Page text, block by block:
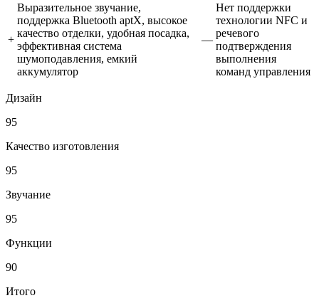
+
Выразительное звучание,
поддержка Bluetooth aptX, высокое
качество отделки, удобная посадка,
эффективная система
шумоподавления, емкий
аккумулятор
—
Нет поддержки
технологии NFC и
речевого
подтверждения
выполнения
команд управления
Дизайн
95
Качество изготовления
95
Звучание
95
Функции
90
Итого